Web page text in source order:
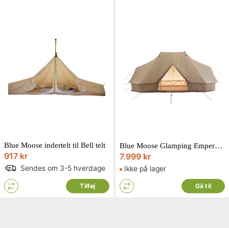
Blue Moose indertelt til Bell telt
917 kr
Sendes om 3-5 hverdage
Tilføj
Blue Moose Glamping Emperor telt 6 x 4 meter
7.999 kr
Ikke på lager
Gå til